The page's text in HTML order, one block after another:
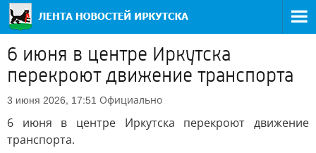
6 июня в центре Иркутска
перекроют движение транспорта
3 июня 2026, 17:51 Официально
6 июня в центре Иркутска перекроют движение
транспорта.